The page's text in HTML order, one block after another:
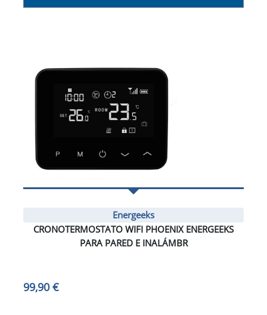
Energeeks
CRONOTERMOSTATO WIFI PHOENIX ENERGEEKS
PARA PARED E INALÁMBR
99,90 €